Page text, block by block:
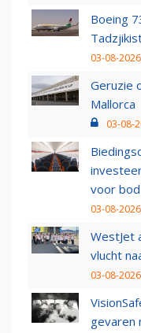
Boeing
03-08-
Geruzie
Mallorca
03-08-
voor bod
03-08-
WestJet
vlucht
03-08-
gevaren